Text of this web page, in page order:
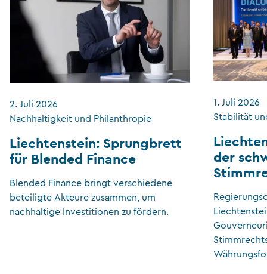
2. Juli 2026
Nachhaltigkeit und Philanthropie
Liechtenstein: Sprungbrett
für Blended Finance
Blended Finance bringt verschiedene
beteiligte Akteure zusammen, um
nachhaltige Investitionen zu fördern.
1. Juli 2026
Stabilität
der